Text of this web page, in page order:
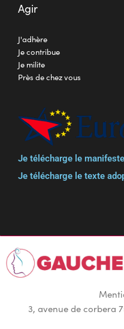
Agir
J'adhère
Je contribue
Je milite
Près de chez vous
Je télécharge le
Je télécharge le texte
3, avenue de corbera